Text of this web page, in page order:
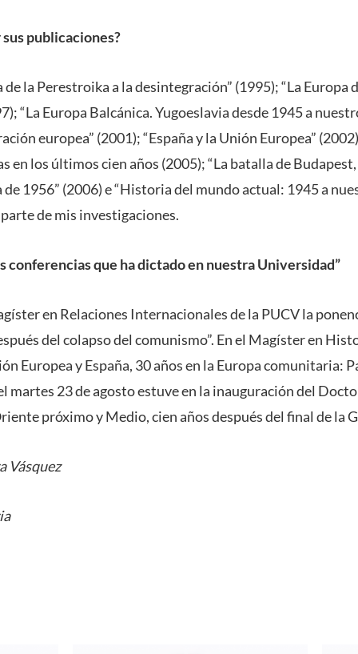
publicaciones?
la Perestroika a la desintegración” (1995); “La Europa
“La Europa Balcánica. Yugoeslavia desde 1945 a
europea” (2001); “España y la Unión Europea”
en los últimos cien años (2005); “La batalla de
1956” (2006) e “Historia del mundo actual: 1945 a
de mis investigaciones.
conferencias que ha dictado en nuestra Universidad”
en Relaciones Internacionales de la PUCV la
del colapso del comunismo”. En el Magíster en
Europea y España, 30 años en la Europa comunitaria:
martes 23 de agosto estuve en la inauguración del
próximo y Medio, cien años después del final de la
Vásquez